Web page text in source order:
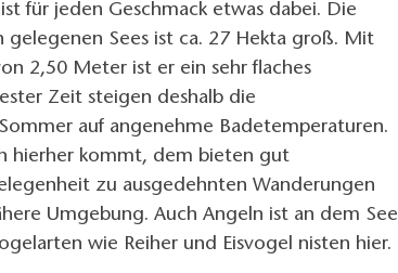
für jeden Geschmack etwas dabei. Die
gelegenen Sees ist ca. 27 Hekta groß. Mit
2,50 Meter ist er ein sehr flaches
Zeit steigen deshalb die
auf angenehme Badetemperaturen.
hierher kommt, dem bieten gut
zu ausgedehnten Wanderungen
Umgebung. Auch Angeln ist an dem See
wie Reiher und Eisvogel nisten hier.